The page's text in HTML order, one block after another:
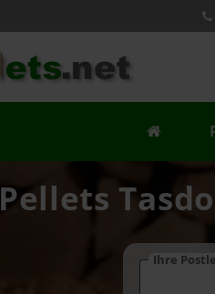
Pellets
Ihre